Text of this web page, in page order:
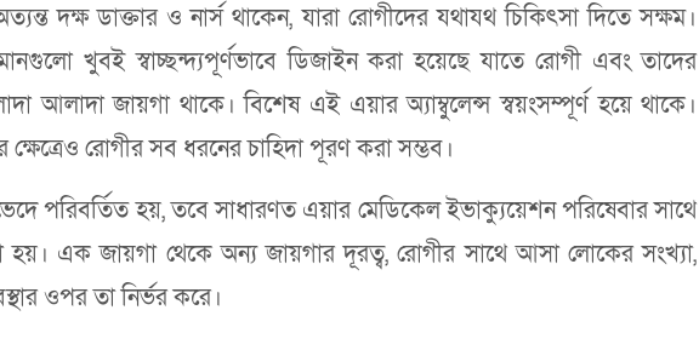
দক্ষ ডাক্তার ও নার্স থাকেন, যারা রোগীদের যথাযথ চিকিৎসা দিতে সক্ষম।
খুবই স্বাচ্ছন্দ্যপূর্ণভাবে ডিজাইন করা হয়েছে যাতে রোগী এবং তাদের
আলাদা জায়গা থাকে। বিশেষ এই এয়ার অ্যাম্বুলেন্স স্বয়ংসম্পূর্ণ হয়ে থাকে।
ক্ষেত্রেও রোগীর সব ধরনের চাহিদা পূরণ করা সম্ভব।
পরিবর্তিত হয়, তবে সাধারণত এয়ার মেডিকেল ইভাক্যুয়েশন পরিষেবার সাথে
এক জায়গা থেকে অন্য জায়গার দূরত্ব, রোগীর সাথে আসা লোকের সংখ্যা,
ওপর তা নির্ভর করে।